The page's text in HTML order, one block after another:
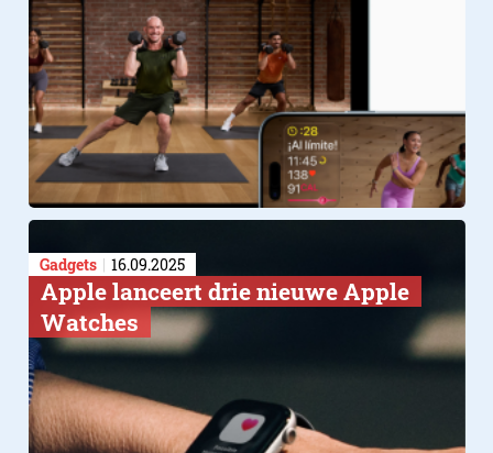
David
Apple iPad Top
List
Gadgets 16.09.2025
Apple lanceert drie nieuwe Apple
Watches